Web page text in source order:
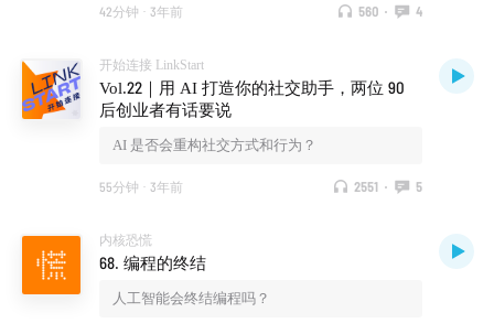
42分钟 · 3年前 560 · 4
开始连接 LinkStart
Vol.22｜用 AI 打造你的社交助手，两位 90
后创业者有话要说
AI 是否会重构社交方式和行为？
55分钟 · 3年前 2551 · 5
内核恐慌
68. 编程的终结
人工智能会终结编程吗？